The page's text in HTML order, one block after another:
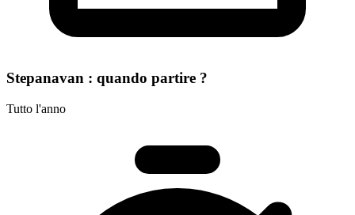
Stepanavan : quando partire ?
Tutto l'anno